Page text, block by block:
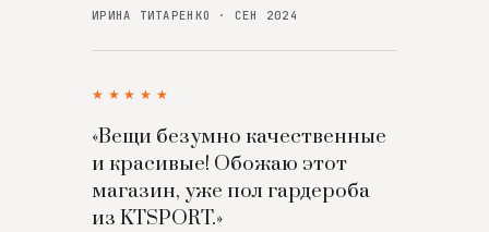
ИРИНА ТИТАРЕНКО · СЕН 2024
★★★★★
«Вещи безумно качественные
и красивые! Обожаю этот
магазин, уже пол гардероба
из KTSPORT.»